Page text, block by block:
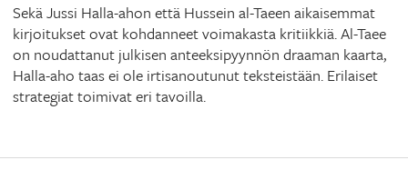
Sekä Jussi Halla-ahon että Hussein al-Taeen aikaisemmat
kirjoitukset ovat kohdanneet voimakasta kritiikkiä. Al-Taee
on noudattanut julkisen anteeksipyynnön draaman kaarta,
Halla-aho taas ei ole irtisanoutunut teksteistään. Erilaiset
strategiat toimivat eri tavoilla.